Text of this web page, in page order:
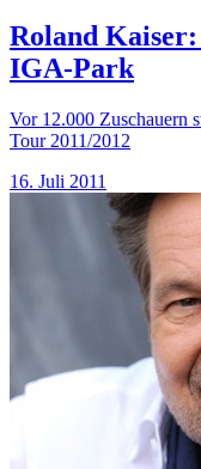
Roland
IGA-Park
Vor 12.000 Zuschauern
Tour 2011/2012
16. Juli 2011